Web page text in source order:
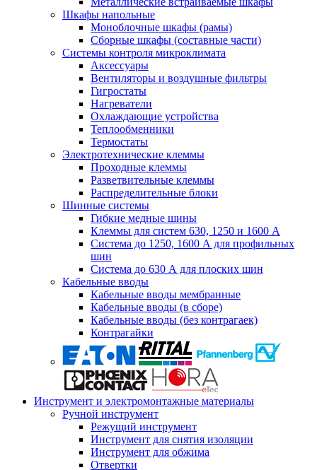
Шкафы напольные
Моноблочные шкафы (рамы)
Сборные шкафы (составные части)
Системы контроля микроклимата
Аксессуары
Вентиляторы и воздушные фильтры
Гигростаты
Нагреватели
Охлаждающие устройства
Теплообменники
Термостаты
Электротехнические клеммы
Проходные клеммы
Разветвительные клеммы
Распределительные блоки
Шинные системы
Гибкие медные шины
Клеммы для систем 630, 1250 и 1600 А
Система до 1250, 1600 А для профильных
шин
Система до 630 А для плоских шин
Кабельные вводы
Кабельные вводы мембранные
Кабельные вводы (в сборе)
Кабельные вводы (без контрагаек)
Контрагайки
Инструмент и электромонтажные материалы
Ручной инструмент
Режущий инструмент
Инструмент для снятия изоляции
Инструмент для обжима
Отвертки